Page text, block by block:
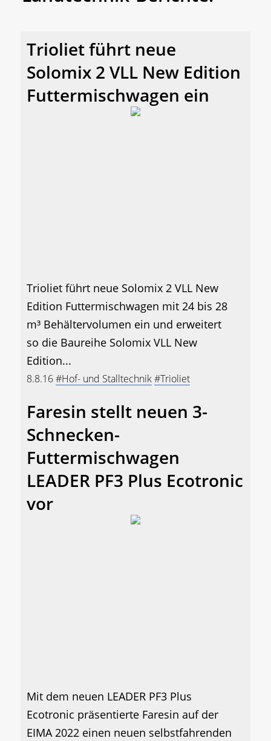
Trioliet führt neue
Solomix 2 VLL New Edition
Futtermischwagen ein
Trioliet führt neue Solomix 2 VLL New
Edition Futtermischwagen mit 24 bis 28
m³ Behältervolumen ein und erweitert
so die Baureihe Solomix VLL New
Edition...
8.8.16#Hof- und Stalltechnik#Trioliet
Faresin stellt neuen 3-
Schnecken-
Futtermischwagen
LEADER PF3 Plus Ecotronic
vor
Mit dem neuen LEADER PF3 Plus
Ecotronic präsentierte Faresin auf der
EIMA 2022 einen neuen selbstfahrenden